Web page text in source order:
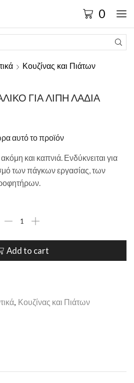
0
Κουζίνας και Πιάτων
ΓΙΑ ΛΙΠΗ ΛΑΔΙΑ
αυτό το προϊόν
και καπνιά. Ενδύκνειται για
των πάγκων εργασίας, των
Add to cart
, Κουζίνας και Πιάτων